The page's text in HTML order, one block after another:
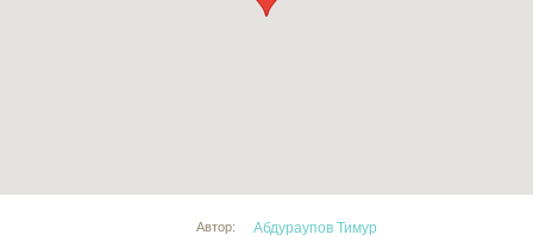
Автор:
Абдураупов Тимур